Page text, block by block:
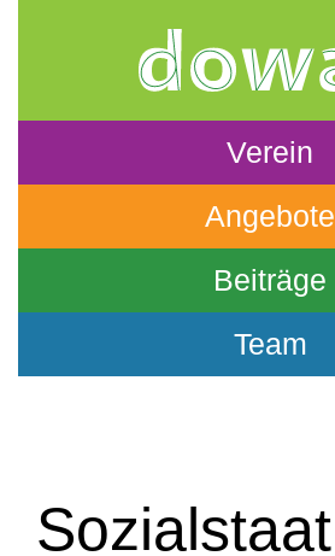
Verein
Angebote
Beiträge
Team
Sozialstaat